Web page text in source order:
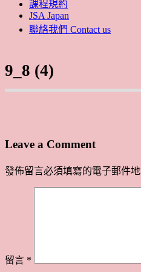
課程規約
JSA Japan
聯絡我們 Contact us
9_8 (4)
Leave a Comment
發佈留言必須填寫的電子郵件
留言 *